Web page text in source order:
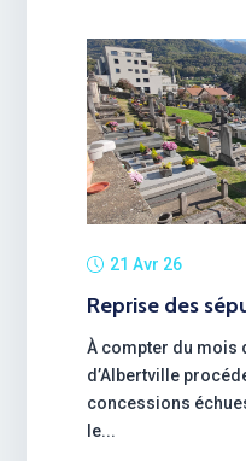
21 Avr 26
Reprise des
À compter du mois
d’Albertville
concessions
le...